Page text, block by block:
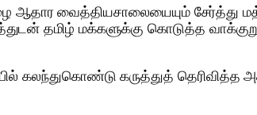
ஆதார வைத்தியசாலையையும் சேர்த்து
தமிழ் மக்களுக்கு கொடுத்த
கலந்துகொண்டு கருத்துத் தெரிவித்த